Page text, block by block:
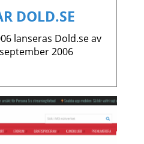
DOLD.SE
lanseras Dold.se av
2006